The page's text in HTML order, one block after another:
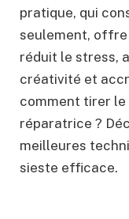
pratique, qui
seulement, offre
réduit le stress,
créativité et
comment tirer
réparatrice ?
meilleures
sieste efficace.